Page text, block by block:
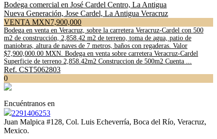
Bodega comercial en José Cardel Centro, La Antigua
Nueva Generación, Jose Cardel, La Antigua Veracruz
VENTA MXN7,900,000
Bodega en venta en Veracruz, sobre la carretera Veracruz-Cardel con 500
m2 de construcción, 2,858.42 m2 de terreno, toma de agua, patio de
maniobras, altura de naves de 7 metros, baños con regaderas. Valor
$7,900,000.00 MXN. Bodega en venta sobre carretera Veracruz-Cardel
Superficie de terreno 2,858.42m2 Construccion de 500m2 Cuenta ...
Ref. CST5062803
0
Encuéntranos en
2291406253
Juan Malpica #128, Col. Luis Echeverría, Boca del Río, Veracruz,
Mexico.